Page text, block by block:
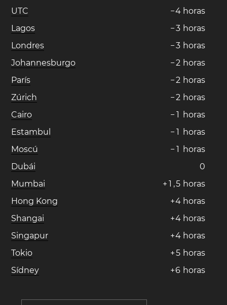
UTC
−4 horas
Lagos
−3 horas
Londres
−3 horas
Johannesburgo
−2 horas
París
−2 horas
Zúrich
−2 horas
Cairo
− 1 horas
Estambul
− 1 horas
Moscú
− 1 horas
Dubái
0
Mumbai
+ 1 ,5 horas
Hong Kong
+4 horas
Shangai
+4 horas
Singapur
+4 horas
Tokio
+5 horas
Sídney
+6 horas